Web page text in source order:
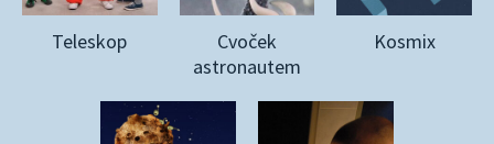
Teleskop
Cvoček
astronautem
Kosmix